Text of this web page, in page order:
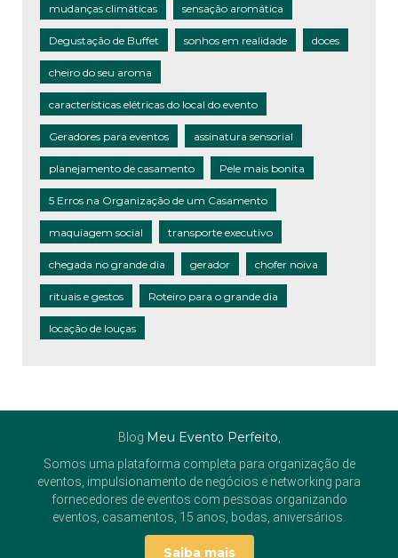
mudanças climáticas sensação aromática
Degustação de Buffet sonhos em realidade doces
cheiro do seu aroma
características elétricas do local do evento
Geradores para eventos assinatura sensorial
planejamento de casamento Pele mais bonita
5 Erros na Organização de um Casamento
maquiagem social transporte executivo
chegada no grande dia gerador chofer noiva
rituais e gestos Roteiro para o grande dia
locação de louças
Blog Meu Evento Perfeito
Somos uma plataforma completa para organização de
eventos, impulsionamento de negócios e networking para
fornecedores de eventos com pessoas organizando
eventos, casamentos, 15 anos, bodas, aniversários.
Saiba mais